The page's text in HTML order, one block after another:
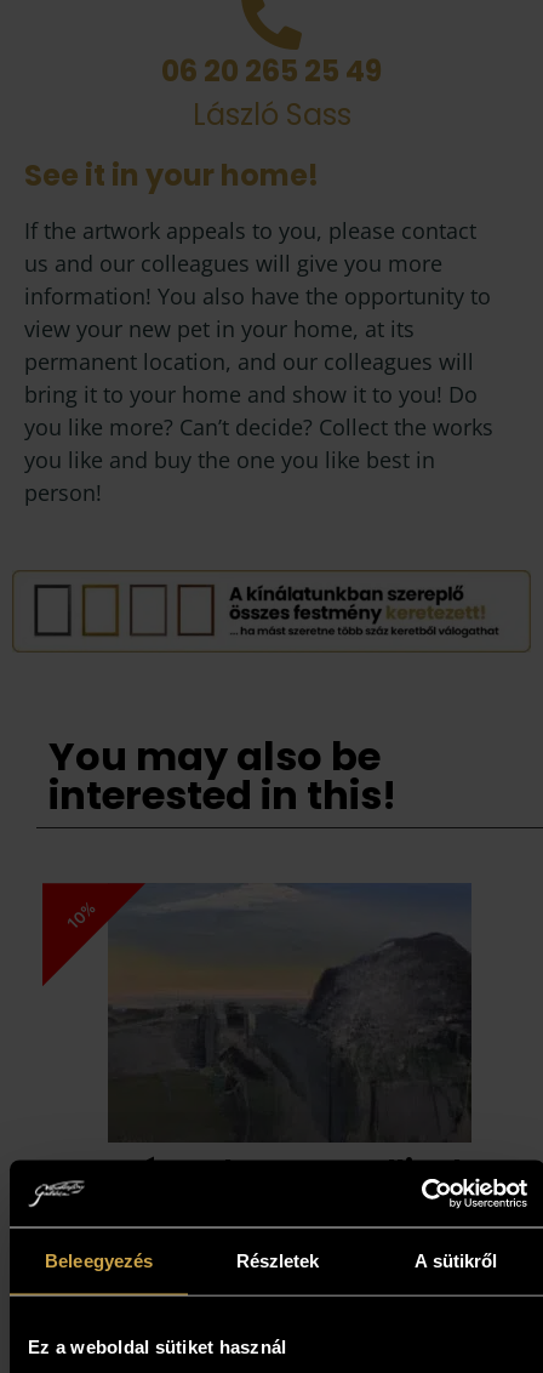
Beleegyezés Részletek A sütikről
Ez a weboldal sütiket használ
06 20 265 25 49
László Sass
See it in your home!
If the artwork appeals to you, please contact
us and our colleagues will give you more
information! You also have the opportunity to
view your new pet in your home, at its
permanent location, and our colleagues will
bring it to your home and show it to you! Do
you like more? Can’t decide? Collect the works
you like and buy the one you like best in
person!
You may also be
interested in this!
10%
Ignác Kokas – Metallic sky
above the ruined major
(50x70 cm)
573 000Ft 515 700Ft